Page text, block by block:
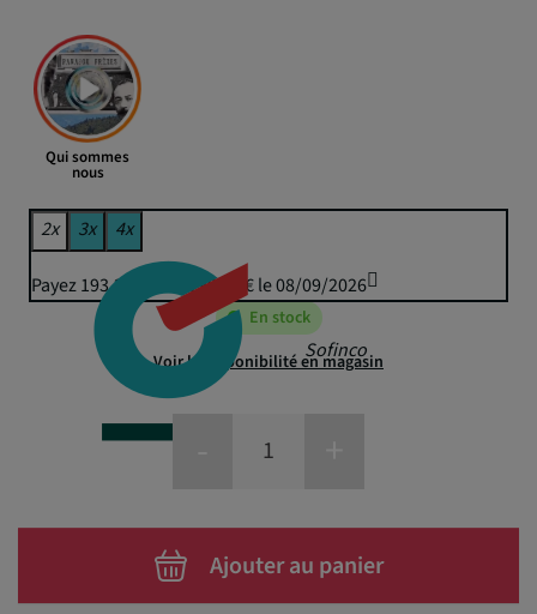
Qui sommes
nous
Sofinco
2x 3x 4x
Payez 193,26 € puis 190,00 € le 08/09/2026
En stock
Voir la disponibilité en magasin
Ajouter au panier